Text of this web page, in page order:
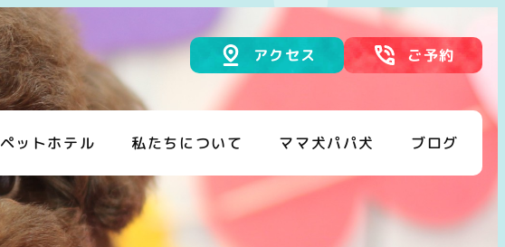
ペットホテル 私たちについて ママ犬パパ犬 ブログ
アクセス ご予約